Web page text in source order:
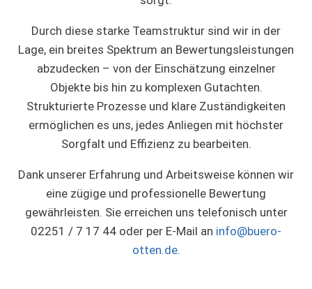
Durch diese starke Teamstruktur sind wir in der
Lage, ein breites Spektrum an Bewertungsleistungen
abzudecken – von der Einschätzung einzelner
Objekte bis hin zu komplexen Gutachten.
Strukturierte Prozesse und klare Zuständigkeiten
ermöglichen es uns, jedes Anliegen mit höchster
Sorgfalt und Effizienz zu bearbeiten.
Dank unserer Erfahrung und Arbeitsweise können wir
eine zügige und professionelle Bewertung
gewährleisten. Sie erreichen uns telefonisch unter
02251 / 7 17 44 oder per E-Mail an info@buero-
otten.de.